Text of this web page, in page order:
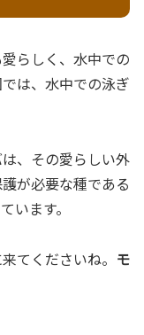
らしく、水中での
は、水中での泳ぎ
、その愛らしい外
が必要な種である
います。
てくださいね。 モ